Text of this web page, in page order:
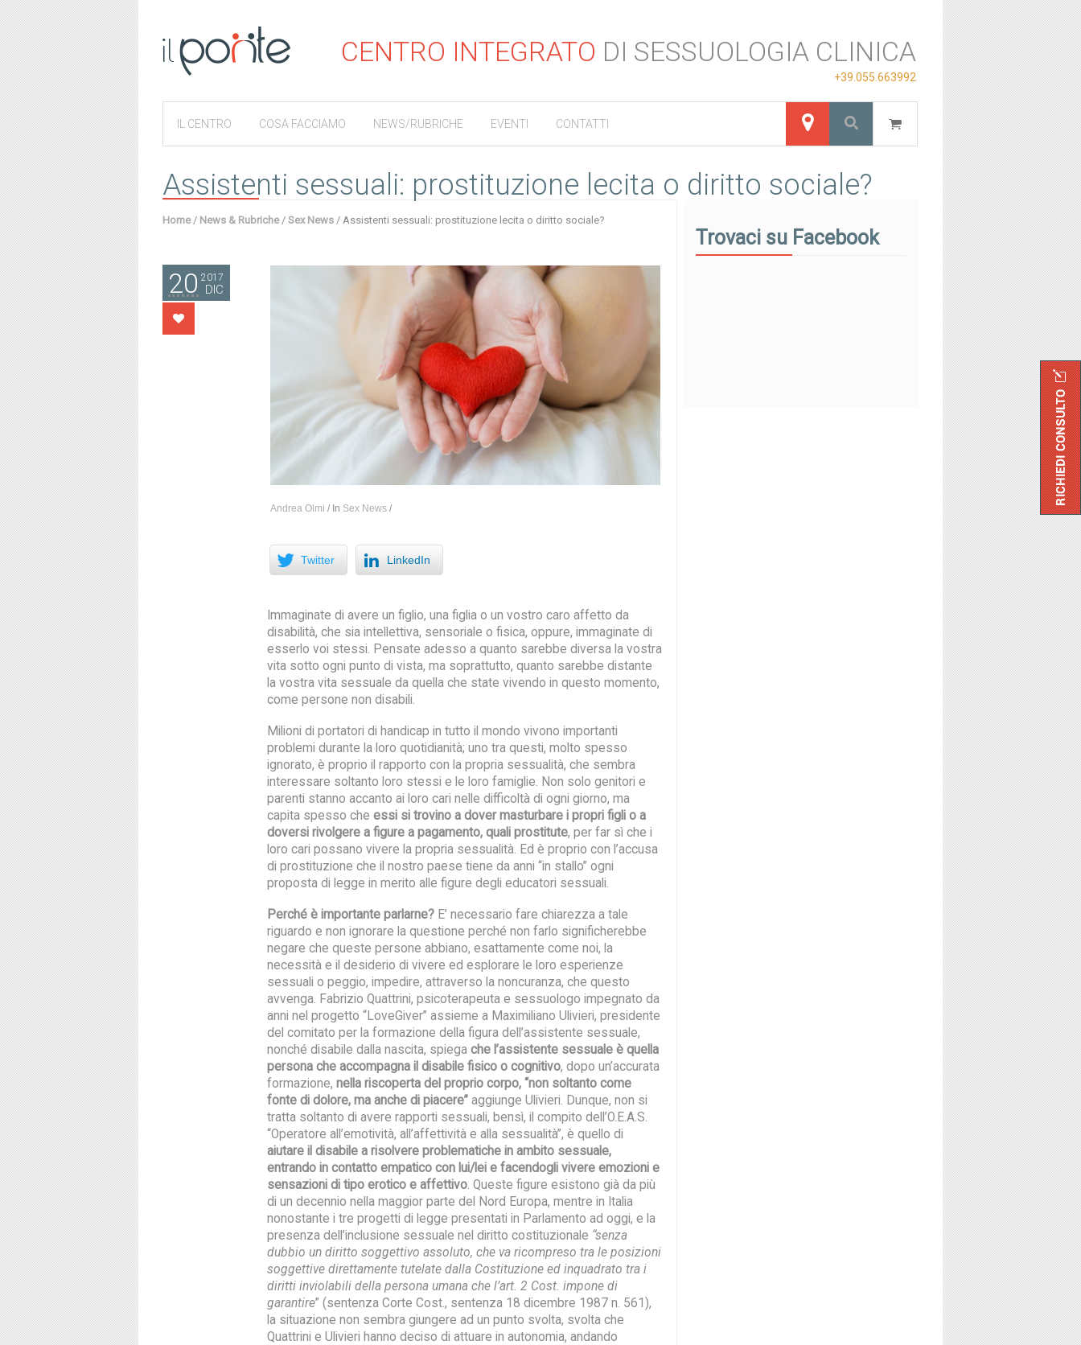
CENTRO INTEGRATO DI SESSUOLOGIA CLINICA
+39.055.663992
IL CENTRO COSA FACCIAMO NEWS/RUBRICHE EVENTI CONTATTI
Assistenti sessuali: prostituzione lecita o diritto sociale?
Home / News & Rubriche / Sex News / Assistenti sessuali: prostituzione lecita o diritto sociale?
20 2017
DIC
Andrea Olmi / In Sex News /
Twitter LinkedIn
Immaginate di avere un figlio, una figlia o un vostro caro affetto da
disabilità, che sia intellettiva, sensoriale o fisica, oppure, immaginate di
esserlo voi stessi. Pensate adesso a quanto sarebbe diversa la vostra
vita sotto ogni punto di vista, ma soprattutto, quanto sarebbe distante
la vostra vita sessuale da quella che state vivendo in questo momento,
come persone non disabili.
Milioni di portatori di handicap in tutto il mondo vivono importanti
problemi durante la loro quotidianità; uno tra questi, molto spesso
ignorato, è proprio il rapporto con la propria sessualità, che sembra
interessare soltanto loro stessi e le loro famiglie. Non solo genitori e
parenti stanno accanto ai loro cari nelle difficoltà di ogni giorno, ma
capita spesso che essi si trovino a dover masturbare i propri figli o a
doversi rivolgere a figure a pagamento, quali prostitute, per far sì che i
loro cari possano vivere la propria sessualità. Ed è proprio con l’accusa
di prostituzione che il nostro paese tiene da anni “in stallo” ogni
proposta di legge in merito alle figure degli educatori sessuali.
Perché è importante parlarne? E’ necessario fare chiarezza a tale
riguardo e non ignorare la questione perché non farlo significherebbe
negare che queste persone abbiano, esattamente come noi, la
necessità e il desiderio di vivere ed esplorare le loro esperienze
sessuali o peggio, impedire, attraverso la noncuranza, che questo
avvenga. Fabrizio Quattrini, psicoterapeuta e sessuologo impegnato da
anni nel progetto “LoveGiver” assieme a Maximiliano Ulivieri, presidente
del comitato per la formazione della figura dell’assistente sessuale,
nonché disabile dalla nascita, spiega che l’assistente sessuale è quella
persona che accompagna il disabile fisico o cognitivo, dopo un’accurata
formazione, nella riscoperta del proprio corpo, “non soltanto come
fonte di dolore, ma anche di piacere” aggiunge Ulivieri. Dunque, non si
tratta soltanto di avere rapporti sessuali, bensì, il compito dell’O.E.A.S.
“Operatore all’emotività, all’affettività e alla sessualità”, è quello di
aiutare il disabile a risolvere problematiche in ambito sessuale,
entrando in contatto empatico con lui/lei e facendogli vivere emozioni e
sensazioni di tipo erotico e affettivo. Queste figure esistono già da più
di un decennio nella maggior parte del Nord Europa, mentre in Italia
nonostante i tre progetti di legge presentati in Parlamento ad oggi, e la
presenza dell’inclusione sessuale nel diritto costituzionale “senza
dubbio un diritto soggettivo assoluto, che va ricompreso tra le posizioni
soggettive direttamente tutelate dalla Costituzione ed inquadrato tra i
diritti inviolabili della persona umana che l’art. 2 Cost. impone di
garantire” (sentenza Corte Cost., sentenza 18 dicembre 1987 n. 561),
la situazione non sembra giungere ad un punto svolta, svolta che
Quattrini e Ulivieri hanno deciso di attuare in autonomia, andando
Trovaci su Facebook